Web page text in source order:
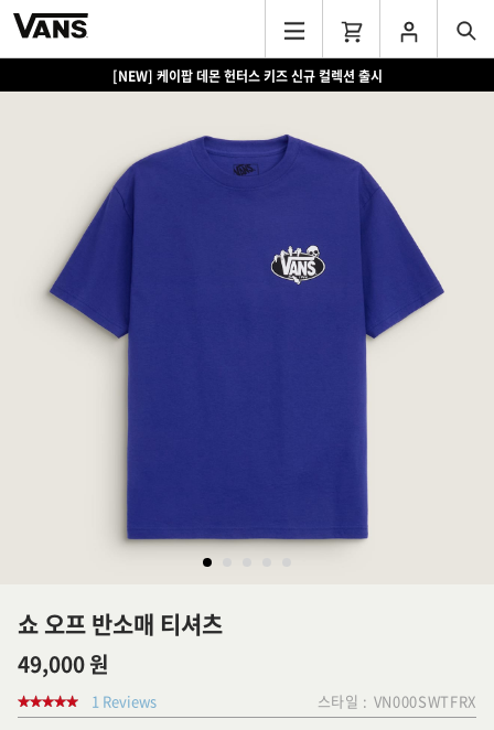
[NEW] 케이팝 데몬 헌터스 키즈 신규 컬렉션 출시
쇼 오프 반소매 티셔츠
49,000 원
1 Reviews 스타일 : VN000SWTFRX